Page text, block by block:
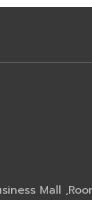
Mall